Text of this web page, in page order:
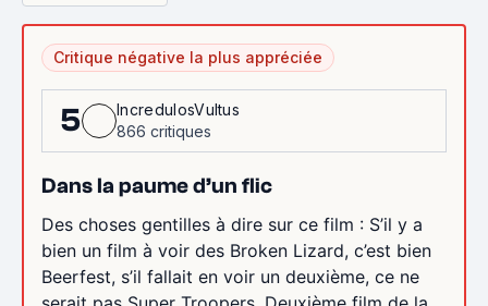
Critique négative la plus appréciée
5
IncredulosVultus
866 critiques
Dans la paume d’un flic
Des choses gentilles à dire sur ce film : S’il y a
bien un film à voir des Broken Lizard, c’est bien
Beerfest, s’il fallait en voir un deuxième, ce ne